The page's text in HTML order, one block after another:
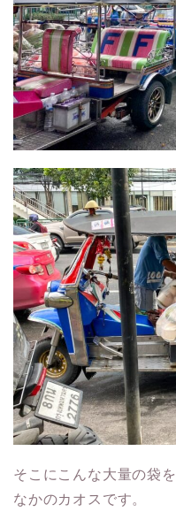
そこにこんな大量の袋
なかのカオスです。